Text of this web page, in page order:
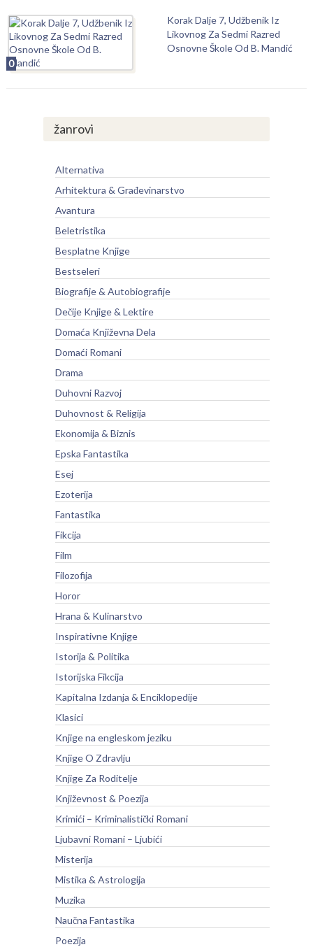
0
Korak Dalje 7, Udžbenik Iz
Likovnog Za Sedmi Razred
Osnovne Škole Od B. Mandić
žanrovi
Alternativa
Arhitektura & Građevinarstvo
Avantura
Beletristika
Besplatne Knjige
Bestseleri
Biografije & Autobiografije
Dečije Knjige & Lektire
Domaća Književna Dela
Domaći Romani
Drama
Duhovni Razvoj
Duhovnost & Religija
Ekonomija & Biznis
Epska Fantastika
Esej
Ezoterija
Fantastika
Fikcija
Film
Filozofija
Horor
Hrana & Kulinarstvo
Inspirativne Knjige
Istorija & Politika
Istorijska Fikcija
Kapitalna Izdanja & Enciklopedije
Klasici
Knjige na engleskom jeziku
Knjige O Zdravlju
Knjige Za Roditelje
Književnost & Poezija
Krimići – Kriminalistički Romani
Ljubavni Romani – Ljubići
Misterija
Mistika & Astrologija
Muzika
Naučna Fantastika
Poezija